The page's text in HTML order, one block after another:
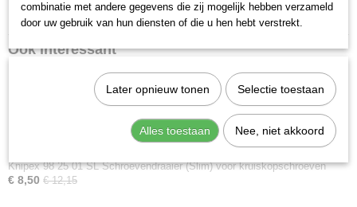
Datasheet specificaties
Ook interessant
Knipex 98 25 01 SL Schroevendraaier (Slim) voor kruiskopschroeven
€ 8,50 € 12,15
combinatie met andere gegevens die zij mogelijk hebben verzameld
door uw gebruik van hun diensten of die u hen hebt verstrekt.
Later opnieuw tonen Selectie toestaan
Alles toestaan Nee, niet akkoord